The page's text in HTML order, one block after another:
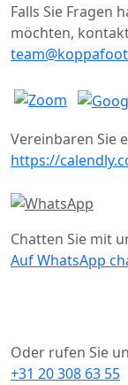
Falls Sie Fragen
möchten,
Vereinbaren Sie
https://
Chatten Sie mit
Auf WhatsApp
Oder rufen Sie
+31 20 308 63 55